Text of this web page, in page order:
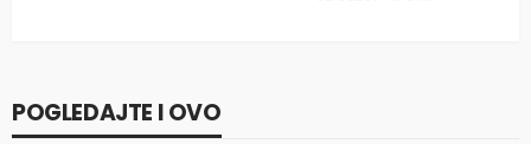
POGLEDAJTE I OVO